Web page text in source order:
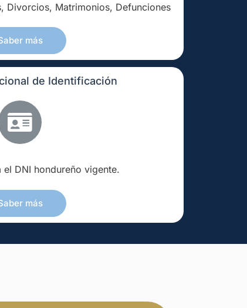
Divorcios, Matrimonios, Defunciones
más
de Identificación
el DNI hondureño vigente.
más